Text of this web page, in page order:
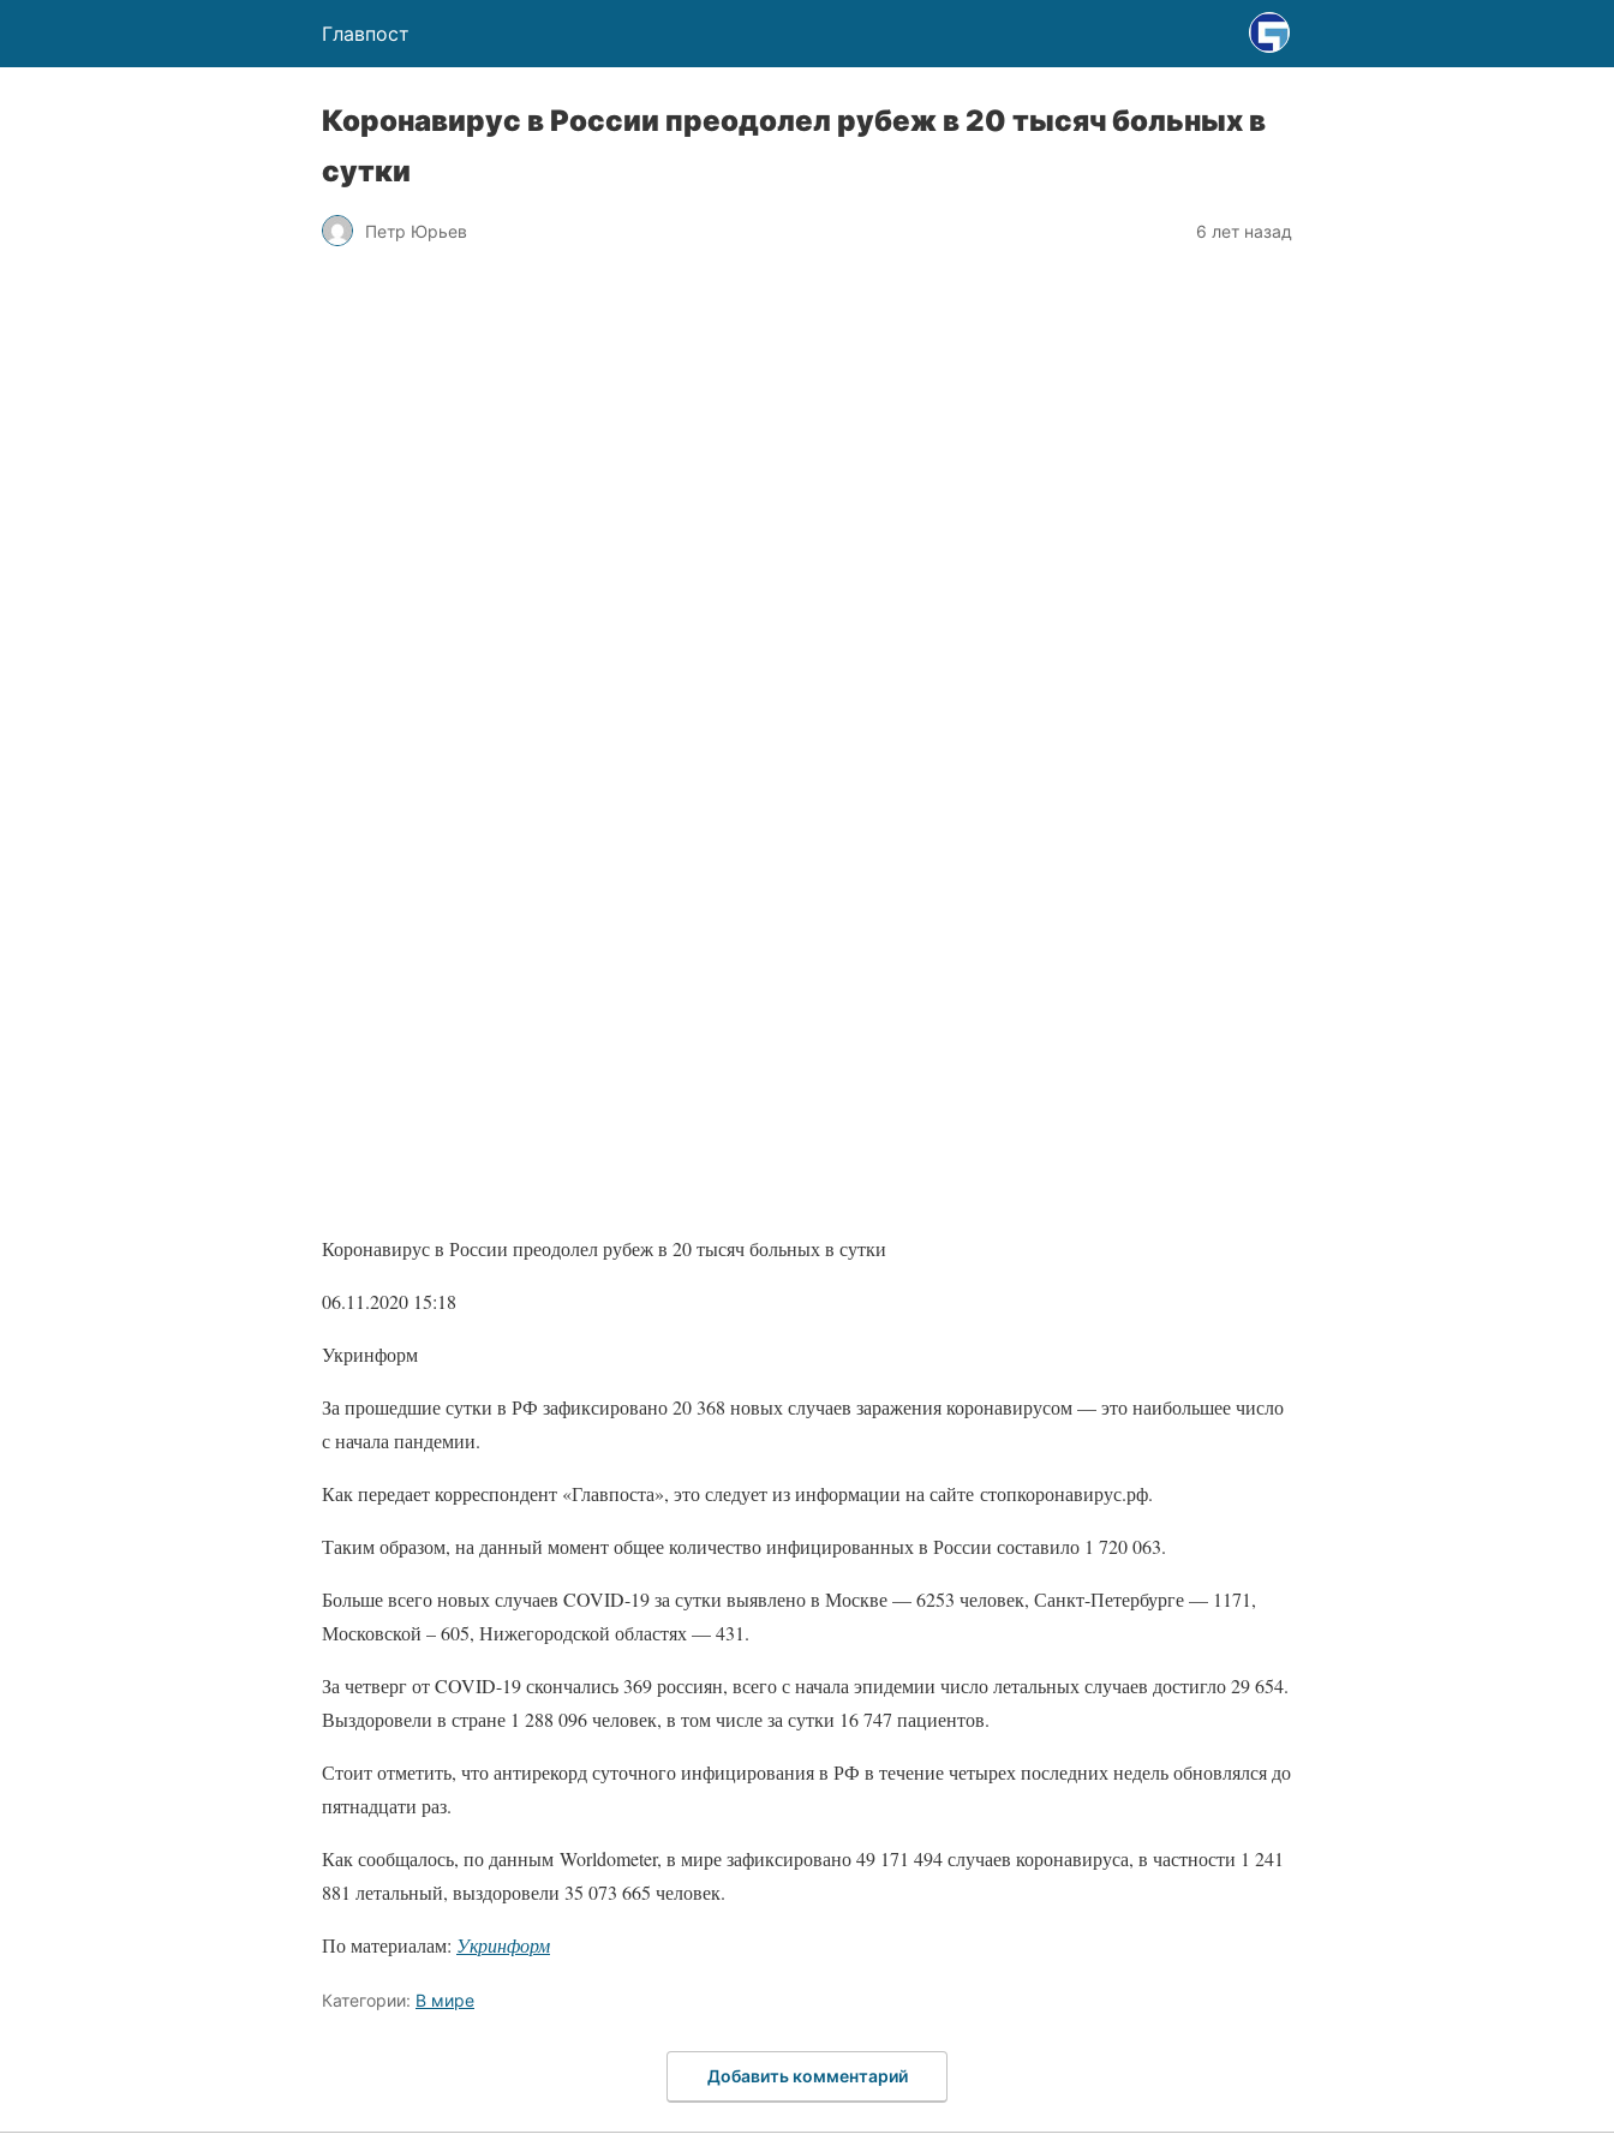
Главпост
Коронавирус в России преодолел рубеж в 20 тысяч больных в
сутки
Петр Юрьев 6 лет назад
Коронавирус в России преодолел рубеж в 20 тысяч больных в сутки
06.11.2020 15:18
Укринформ
За прошедшие сутки в РФ зафиксировано 20 368 новых случаев заражения коронавирусом — это наибольшее число
с начала пандемии.
Как передает корреспондент «Главпоста», это следует из информации на сайте стопкоронавирус.рф.
Таким образом, на данный момент общее количество инфицированных в России составило 1 720 063.
Больше всего новых случаев COVID-19 за сутки выявлено в Москве — 6253 человек, Санкт-Петербурге — 1171,
Московской – 605, Нижегородской областях — 431.
За четверг от COVID-19 скончались 369 россиян, всего с начала эпидемии число летальных случаев достигло 29 654.
Выздоровели в стране 1 288 096 человек, в том числе за сутки 16 747 пациентов.
Стоит отметить, что антирекорд суточного инфицирования в РФ в течение четырех последних недель обновлялся до
пятнадцати раз.
Как сообщалось, по данным Worldometer, в мире зафиксировано 49 171 494 случаев коронавируса, в частности 1 241
881 летальный, выздоровели 35 073 665 человек.
По материалам: Укринформ
Категории: В мире
Добавить комментарий